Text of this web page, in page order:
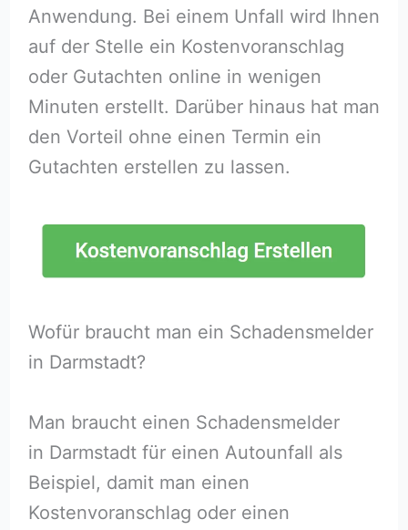
Anwendung. Bei einem Unfall wird Ihnen
auf der Stelle ein Kostenvoranschlag
oder Gutachten online in wenigen
Minuten erstellt. Darüber hinaus hat man
den Vorteil ohne einen Termin ein
Gutachten erstellen zu lassen.
Wofür braucht man ein Schadensmelder
in Darmstadt?
Man braucht einen Schadensmelder
in Darmstadt für einen Autounfall als
Beispiel, damit man einen
Kostenvoranschlag oder einen